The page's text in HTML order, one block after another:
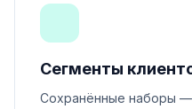
Сегменты
Сохранённые наборы —